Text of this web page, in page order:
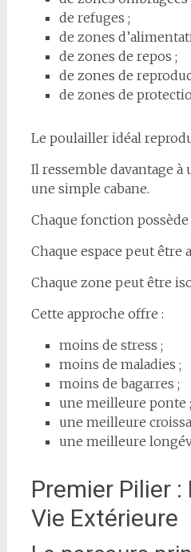
de refuges ;
de zones
de zones de repos ;
de zones de
de zones de
Le poulailler idéal
Il ressemble davantage à
une simple cabane.
Chaque fonction possède
Chaque espace peut être
Chaque zone peut être
Cette approche offre :
moins de stress ;
moins de maladies ;
moins de bagarres ;
une meilleure ponte ;
une meilleure
une meilleure
Premier Pilier :
Vie Extérieure